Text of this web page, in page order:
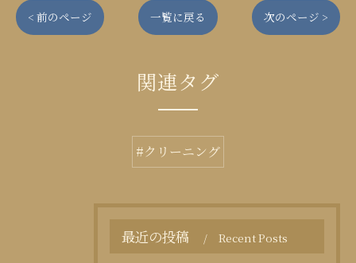
< 前のページ 一覧に戻る 次のページ >
関連タグ
#クリーニング
最近の投稿 Recent Posts